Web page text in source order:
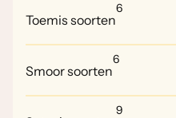
Toemis soorten
6
Smoor soorten
6
9